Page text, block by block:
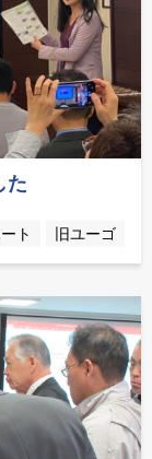
た
ト 旧ユーゴ